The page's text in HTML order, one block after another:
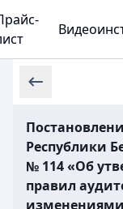
Республики
№ 114 «Об
правил